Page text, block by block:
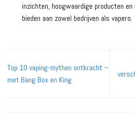
inzichten, hoogwaardige producten
bieden aan zowel bedrijven als vapers.
Top 10 vaping-mythen ontkracht –
met Bang Box en King